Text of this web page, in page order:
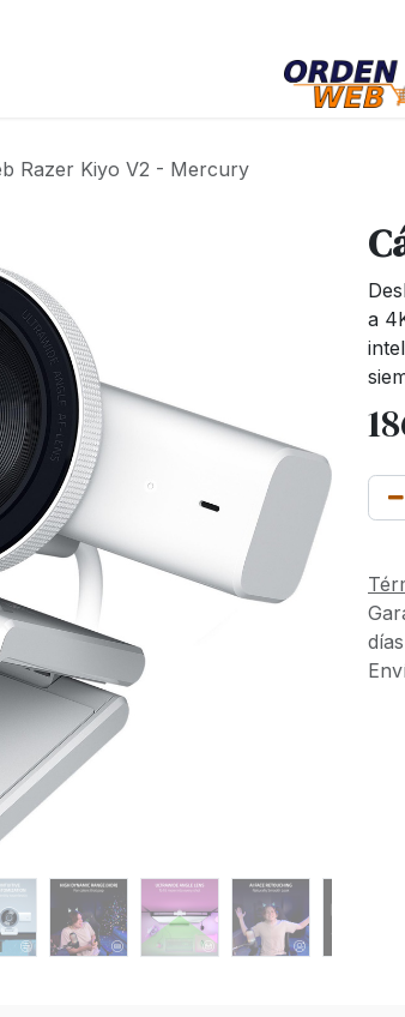
Trabajos
Razer Kiyo V2 - Mercury
a
días